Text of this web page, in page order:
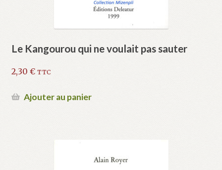
Le Kangourou qui ne voulait pas sauter
2,30 € TTC
Ajouter au panier